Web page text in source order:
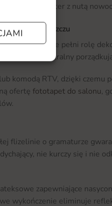
charakter z nutą
w Płaszczu
salonie, gdzie pełni rolę
punkt centralny
komodą RTV, dzięki czemu
ofertę fototapet do salonu,
flizelinie o gramaturze
nie kurczy się i nie
zapewniające
wykończenie eliminuje